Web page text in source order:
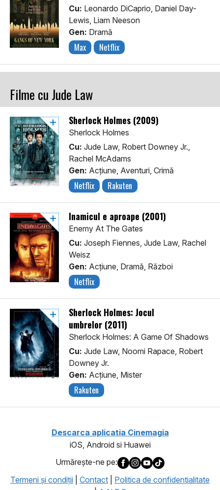
Cu: Leonardo DiCaprio, Daniel Day-
Lewis, Liam Neeson
Gen: Dramă
Max Netflix
Filme cu Jude Law
Sherlock Holmes (2009)
Sherlock Holmes
Cu: Jude Law, Robert Downey Jr.,
Rachel McAdams
Gen: Acţiune, Aventuri, Crimă
Netflix Rakuten
Inamicul e aproape (2001)
Enemy At The Gates
Cu: Joseph Fiennes, Jude Law, Rachel
Weisz
Gen: Acţiune, Dramă, Război
Netflix
Sherlock Holmes: Jocul
umbrelor (2011)
Sherlock Holmes: A Game Of Shadows
Cu: Jude Law, Noomi Rapace, Robert
Downey Jr.
Gen: Acţiune, Mister
Rakuten
Descarca aplicatia Cinemagia
iOS, Android si Huawei
Urmăreşte-ne pe:
Termeni şi condiţii
Contact
Politica de confidentialitate